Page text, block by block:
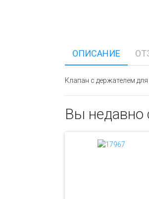
ОПИСАНИЕ
Клапан с держателем
Вы недавно